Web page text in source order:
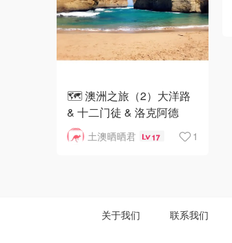
🗺 澳洲之旅（2）大洋路
& 十二门徒 & 洛克阿德
土澳晒晒君 17 1
关于我们 联系我们